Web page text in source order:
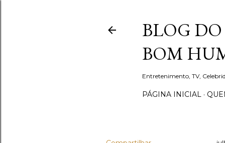
BLOG
BOM
Entretenimento, TV,
PÁGINA INICIAL